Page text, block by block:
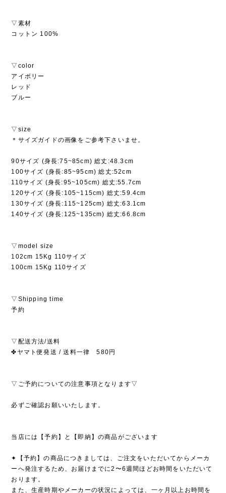
▽素材
コットン 100%
▽color
アイボリー
レッド
ブルー
▽size
＊サイズガイドの画像をご参考下さいませ。
90サイズ (身長:75~85cm) 総丈:48.3cm
100サイズ (身長:85~95cm) 総丈:52cm
110サイズ (身長:95~105cm) 総丈:55.7cm
120サイズ (身長:105~115cm) 総丈:59.4cm
130サイズ (身長:115~125cm) 総丈:63.1cm
140サイズ (身長:125~135cm) 総丈:66.8cm
▽model size
102cm 15Kg 110サイズ
100cm 15Kg 110サイズ
▽Shipping time
予約
▽配送方法/送料
✤ヤマト便発送 / 送料一律 580円
▽ご予約についての注意事項となります▽
必ずご確認お願いいたします。
当店には【予約】と【即納】の商品がございます
✦【予約】の商品につきましては、ご注文をいただいてからメーカ
ーへ発注するため、お届けまでに2〜6週間ほどお時間をいただいて
おります。
また、生産時期やメーカーの状況によっては、一ヶ月以上お時間を